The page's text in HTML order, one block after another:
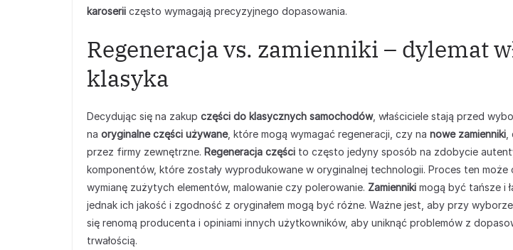
karoserii często wymagają precyzyjnego dopasowania.
Regeneracja vs. zamienniki – dylemat
klasyka
Decydując się na zakup części do klasycznych samochodów, właściciele stają przed
na oryginalne części używane, które mogą wymagać regeneracji, czy na nowe zamienniki
przez firmy zewnętrzne. Regeneracja części to często jedyny sposób na zdobycie
komponentów, które zostały wyprodukowane w oryginalnej technologii. Proces ten może
wymianę zużytych elementów, malowanie czy polerowanie. Zamienniki mogą być tańsze i
jednak ich jakość i zgodność z oryginałem mogą być różne. Ważne jest, aby przy
się renomą producenta i opiniami innych użytkowników, aby uniknąć problemów z
trwałością.